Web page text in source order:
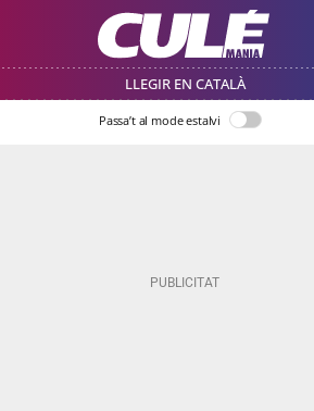
LLEGIR EN CATALÀ
Passa’t al mode estalvi